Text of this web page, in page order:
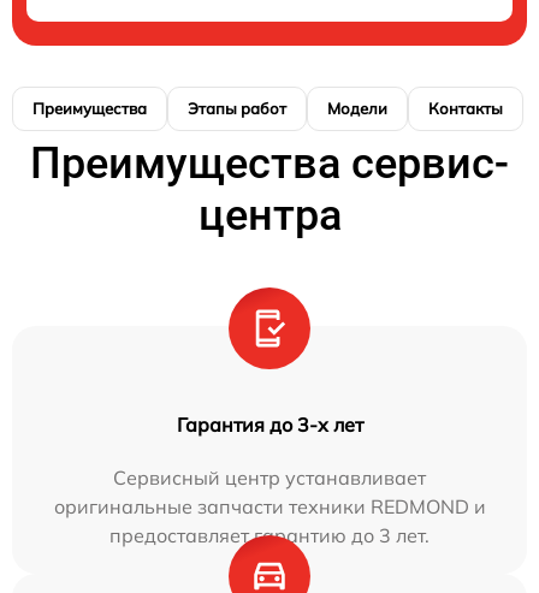
Преимущества Этапы работ Модели Контакты
Преимущества сервис-
центра
Гарантия до 3-х лет
Сервисный центр устанавливает
оригинальные запчасти техники REDMOND и
предоставляет гарантию до 3 лет.